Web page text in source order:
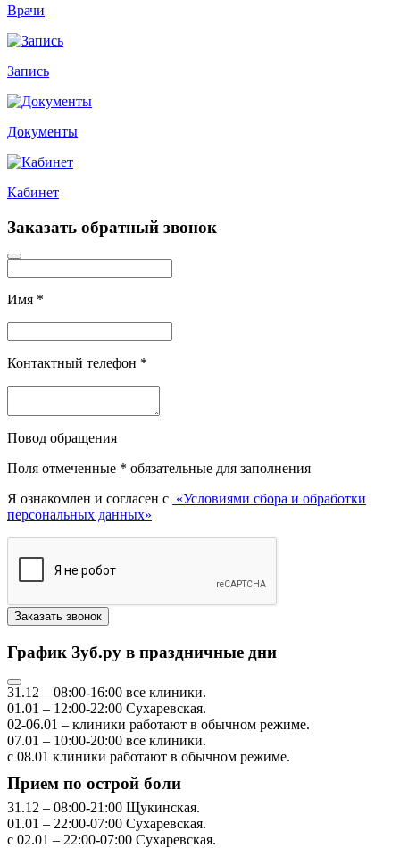
Врачи
Запись
Документы
Кабинет
Заказать обратный звонок
Имя *
Контактный телефон *
Повод обращения
Поля отмеченные * обязательные для заполнения
Я ознакомлен и согласен с «Условиями сбора и обработки
персональных данных»
График Зуб.ру в праздничные дни
31.12 – 08:00-16:00 все клиники.
01.01 – 12:00-22:00 Сухаревская.
02-06.01 – клиники работают в обычном режиме.
07.01 – 10:00-20:00 все клиники.
с 08.01 клиники работают в обычном режиме.
Прием по острой боли
31.12 – 08:00-21:00 Щукинская.
01.01 – 22:00-07:00 Сухаревская.
с 02.01 – 22:00-07:00 Сухаревская.